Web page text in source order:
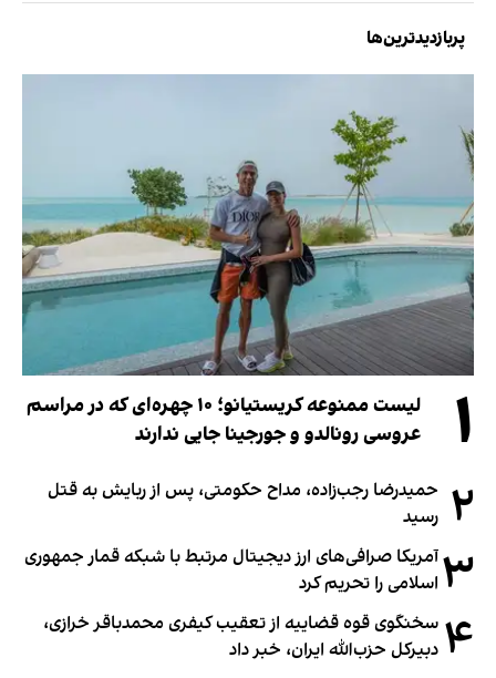
پربازدیدترین‌ها
۱
لیست ممنوعه کریستیانو؛ ۱۰ چهره‌ای که در مراسم
عروسی رونالدو و جورجینا جایی ندارند
۲ حمیدرضا رجب‌زاده، مداح حکومتی، پس از ربایش به قتل
رسید
۳آمریکا صرافی‌های ارز دیجیتال مرتبط با شبکه قمار جمهوری
اسلامی را تحریم کرد
۴ سخنگوی قوه قضاییه از تعقیب کیفری محمدباقر خرازی،
دبیر‌کل حزب‌الله ایران، خبر داد